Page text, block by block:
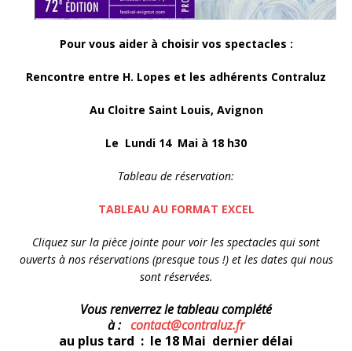
Pour vous aider à choisir vos spectacles :
Rencontre entre H. Lopes et les adhérents Contraluz
Au Cloitre Saint Louis, Avignon
Le Lundi 14 Mai à 18 h30
Tableau de réservation:
TABLEAU AU FORMAT EXCEL
Cliquez sur la pièce jointe pour voir les spectacles qui sont
ouverts à nos réservations (presque tous !) et les dates qui nous
sont réservées.
Vous renverrez le tableau complété
à : contact@contraluz.fr
au plus tard : le 18 Mai dernier délai